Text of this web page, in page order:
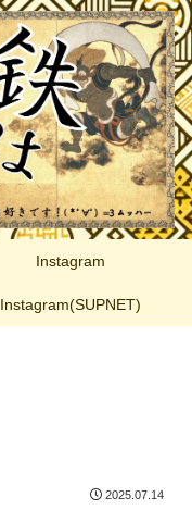
Instagram
Instagram(SUPNET)
2025.07.14